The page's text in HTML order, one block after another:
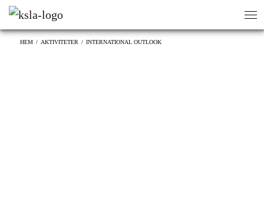
HEM / AKTIVITETER / INTERNATIONAL OUTLOOK